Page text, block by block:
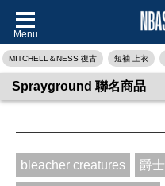
Menu
MITCHELL＆NESS 復古 短袖 上衣
Sprayground 聯名商品
bleacher creatures 爵士